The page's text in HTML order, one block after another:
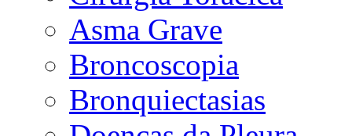
Asma Grave
Broncoscopia
Bronquiectasias